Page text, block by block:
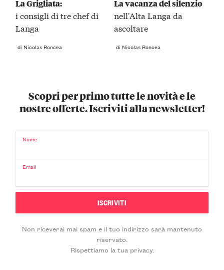
La Grigliata:
i consigli di tre chef di
Langa
di Nicolas Roncea
La vacanza del silenzio
nell'Alta Langa da
ascoltare
di Nicolas Roncea
Scopri per primo tutte le novità e le
nostre offerte. Iscriviti alla newsletter!
Nome
Email
Non riceverai mai spam e il tuo indirizzo sarà mantenuto
riservato.
Rispettiamo la tua privacy.